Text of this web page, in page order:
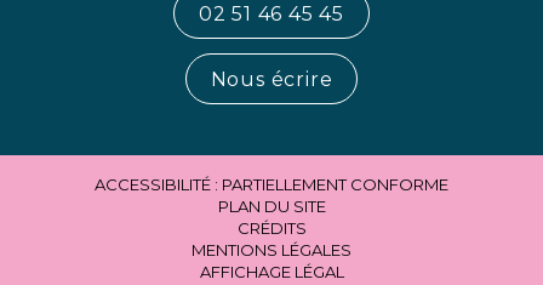
02 51 46 45 45
Nous écrire
ACCESSIBILITÉ : PARTIELLEMENT CONFORME
PLAN DU SITE
CRÉDITS
MENTIONS LÉGALES
AFFICHAGE LÉGAL